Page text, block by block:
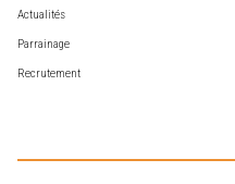
Actualités
Parrainage
Recrutement